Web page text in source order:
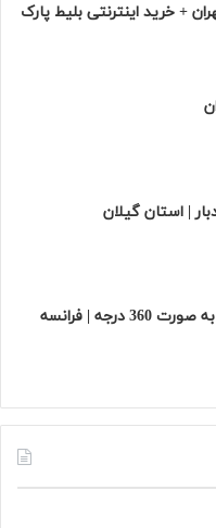
+ خرید اینترنتی بلیط پارک
| استان گیلان
| فرانسه